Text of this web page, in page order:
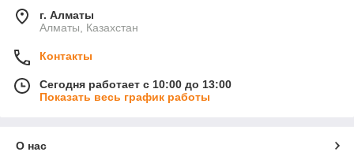
г. Алматы
Алматы, Казахстан
Контакты
Сегодня работает с 10:00 до 13:00
Показать весь график работы
О нас